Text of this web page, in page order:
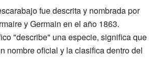
fue descrita y nombrada por
y Germain en el año 1863.
"describe" una especie, significa que
nombre oficial y la clasifica dentro del